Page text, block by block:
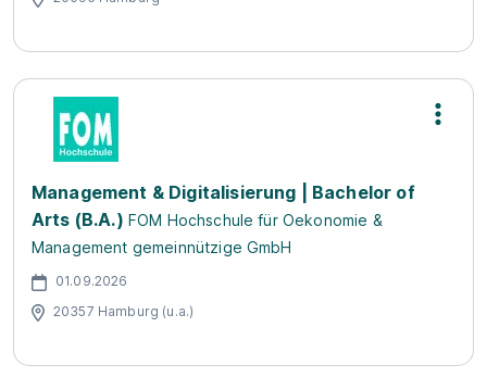
Management & Digitalisierung | Bachelor of
Arts (B.A.) FOM Hochschule für Oekonomie &
Management gemeinnützige GmbH
01.09.2026
20357 Hamburg (u.a.)